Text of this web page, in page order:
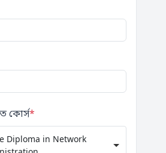
কোর্স*
Diploma in Network